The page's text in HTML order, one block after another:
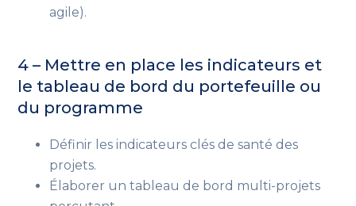
agile).
4 – Mettre en place les indicateurs et
le tableau de bord du portefeuille ou
du programme
Définir les indicateurs clés de santé des
projets.
Élaborer un tableau de bord multi-projets